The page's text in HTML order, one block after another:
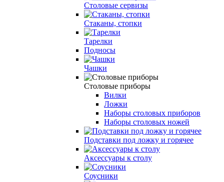
Столовые сервизы
Стаканы, стопки
Тарелки
Подносы
Чашки
Столовые приборы
Вилки
Ложки
Наборы столовых приборов
Наборы столовых ножей
Подставки под ложку и горячее
Аксессуары к столу
Соусники